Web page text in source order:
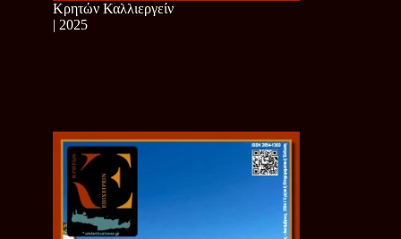
Κρητών Καλλιεργείν
| 2025